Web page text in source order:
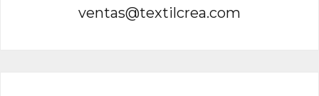
ventas@textilcrea.com